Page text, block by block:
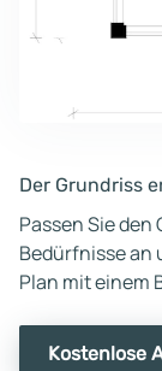
Der Grundriss
Passen Sie
Bedürfnisse an
Plan mit einem
Kostenlose